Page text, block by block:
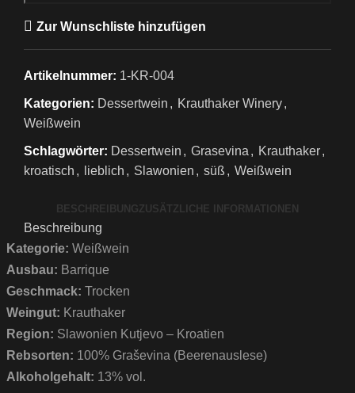
Zur Wunschliste hinzufügen
Artikelnummer: 1-KR-004
Kategorien: Dessertwein , Krauthaker Winery,
Weißwein
Schlagwörter: Dessertwein , Grasevina , Krauthaker,
kroatisch , lieblich , Slawonien , süß , Weißwein
BESCHREIBUNGZUSÄTZLICHE INFORMATIONEN
Beschreibung
Kategorie: Weißwein
Ausbau: Barrique
Geschmack: Trocken
Weingut: Krauthaker
Region: Slawonien Kutjevo – Kroatien
Rebsorten: 100% Graševina (Beerenauslese)
Alkoholgehalt: 13% vol.